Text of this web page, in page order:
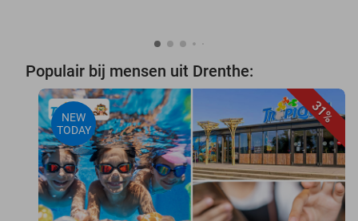
Populair bij mensen uit Drenthe:
31%
NEW
TODAY